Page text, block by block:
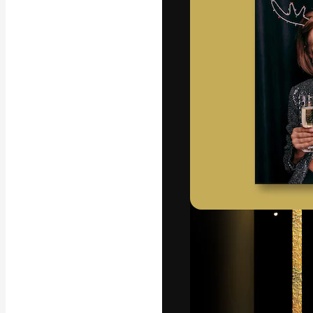
La plataforma
trabajo. Más
entre
Copyright © 2010-